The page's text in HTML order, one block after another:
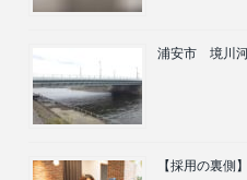
浦安市 境川
【採用の裏側